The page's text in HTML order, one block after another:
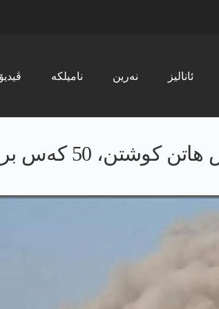
ڤیدیۆ نامیلکە نەرین ئانالیز